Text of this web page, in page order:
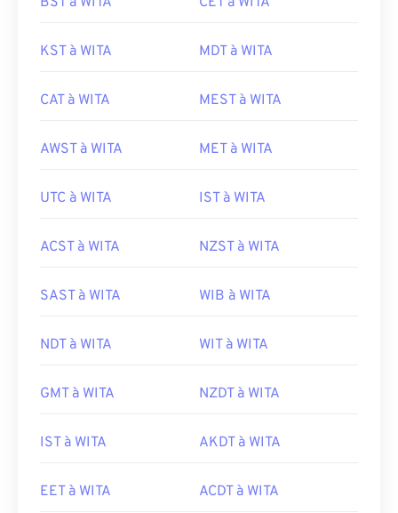
KST à WITA MDT à WITA
CAT à WITA MEST à WITA
AWST à WITA MET à WITA
UTC à WITA IST à WITA
ACST à WITA NZST à WITA
SAST à WITA WIB à WITA
NDT à WITA WIT à WITA
GMT à WITA NZDT à WITA
IST à WITA AKDT à WITA
EET à WITA ACDT à WITA